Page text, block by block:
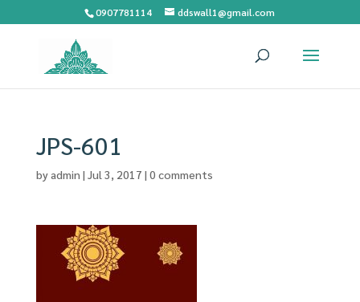
0907781114 ddswall1@gmail.com
JPS-601
byadmin | Jul 3, 2017 | 0 comments